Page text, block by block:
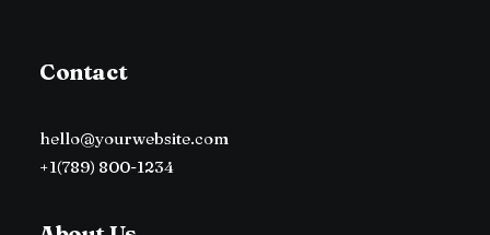
Contact
hello@yourwebsite.com
+1(789) 800-1234